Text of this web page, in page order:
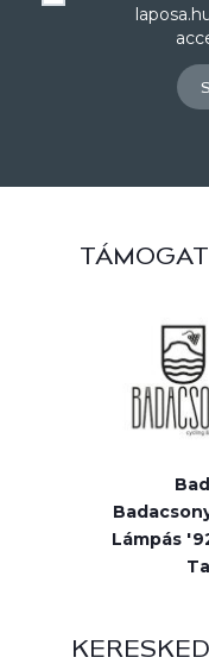
Lámpás